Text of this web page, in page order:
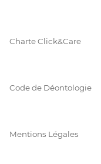
Charte Click&Care
Code de Déontologie
Mentions Légales